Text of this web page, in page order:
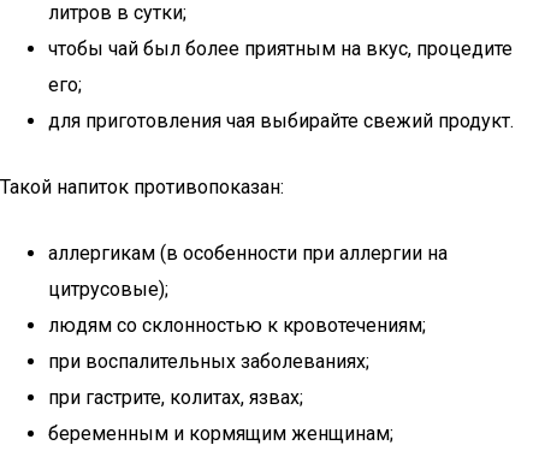
литров в сутки;
чтобы чай был более приятным на вкус, процедите
его;
для приготовления чая выбирайте свежий продукт.
Такой напиток противопоказан:
аллергикам (в особенности при аллергии на
цитрусовые);
людям со склонностью к кровотечениям;
при воспалительных заболеваниях;
при гастрите, колитах, язвах;
беременным и кормящим женщинам;